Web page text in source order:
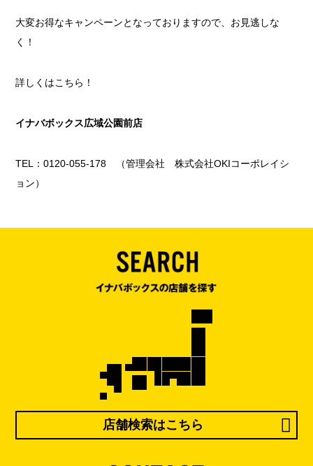
大変お得なキャンペーンとなっておりますので、お見逃しな
く！
詳しくはこちら！
イナバボックス広域公園前店
TEL：0120-055-178 （管理会社 株式会社OKIコーポレイシ
ョン）
店舗検索はこちら